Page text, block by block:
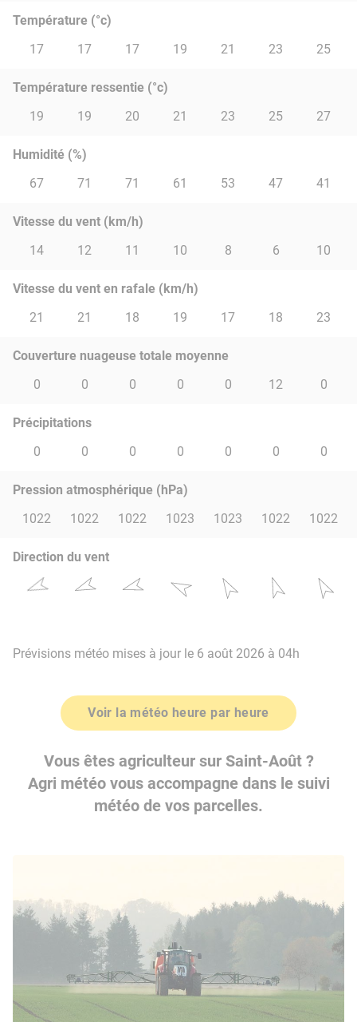
Température (°c)
17
17 17 19 21 23 25
Température ressentie (°c)
19
19 20 21 23 25 27
Humidité (%)
67
71 71 61 53 47 41
Vitesse du vent (km/h)
14
12 11 10 8 6 10
Vitesse du vent en rafale (km/h)
21
21 18 19 17 18 23
Couverture nuageuse totale moyenne
0
0 0 0 0 12 0
Précipitations
0
0 0 0 0 0 0
Pression atmosphérique (hPa)
1022
1022 1022 1023 1023 1022 1022
Direction du vent
Prévisions météo mises à jour le 6 août 2026 à 04h
Voir la météo heure par heure
Vous êtes agriculteur sur Saint-Août ?
Agri météo vous accompagne dans le suivi
météo de vos parcelles.